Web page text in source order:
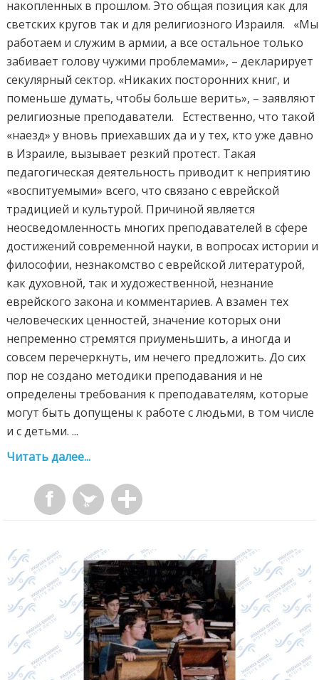
накопленных в прошлом. Это общая позиция как для
светских кругов так и для религиозного Израиля. «Мы
работаем и служим в армии, а все остальное только
забивает голову чужими проблемами», – декларирует
секулярный сектор. «Никаких посторонних книг, и
поменьше думать, чтобы больше верить», – заявляют
религиозные преподаватели. Естественно, что такой
«наезд» у вновь приехавших да и у тех, кто уже давно
в Израиле, вызывает резкий протест. Такая
педагогическая деятельность приводит к неприятию
«воспитуемыми» всего, что связано с еврейской
традицией и культурой. Причиной является
неосведомленность многих преподавателей в сфере
достижений современной науки, в вопросах истории и
философии, незнакомство с еврейской литературой,
как духовной, так и художественной, незнание
еврейского закона и комментариев. А взамен тех
человеческих ценностей, значение которых они
непременно стремятся приуменьшить, а иногда и
совсем перечеркнуть, им нечего предложить. До сих
пор не создано методики преподавания и не
определены требования к преподавателям, которые
могут быть допущены к работе с людьми, в том числе
и с детьми. ...
Читать далее...